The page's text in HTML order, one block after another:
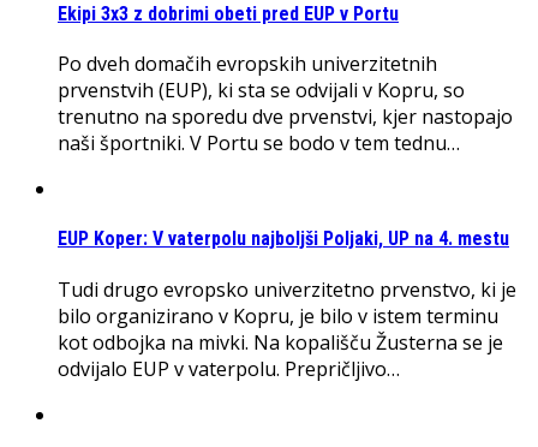
Ekipi 3x3 z dobrimi obeti pred EUP v Portu
Po dveh domačih evropskih univerzitetnih
prvenstvih (EUP), ki sta se odvijali v Kopru, so
trenutno na sporedu dve prvenstvi, kjer nastopajo
naši športniki. V Portu se bodo v tem tednu…
EUP Koper: V vaterpolu najboljši Poljaki, UP na 4. mestu
Tudi drugo evropsko univerzitetno prvenstvo, ki je
bilo organizirano v Kopru, je bilo v istem terminu
kot odbojka na mivki. Na kopališču Žusterna se je
odvijalo EUP v vaterpolu. Prepričljivo…